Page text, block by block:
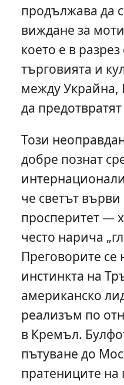
продължава да
виждане за
което е в
търговията и
между Украйна,
да
Този
добре познат
че светът
просперитет —
често нарича
Преговорите се
инстинкта на
американско
реализъм по
в Кремъл.
пътуване до
пратениците на